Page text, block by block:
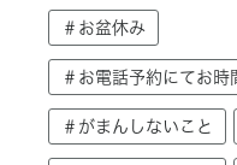
＃お盆休み
＃お電話予約にてお時
＃がまんしないこと